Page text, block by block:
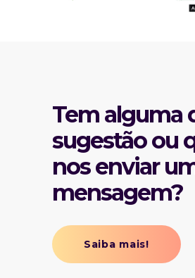
Tem alguma
sugestão ou
nos enviar
mensagem?
Saiba mais!